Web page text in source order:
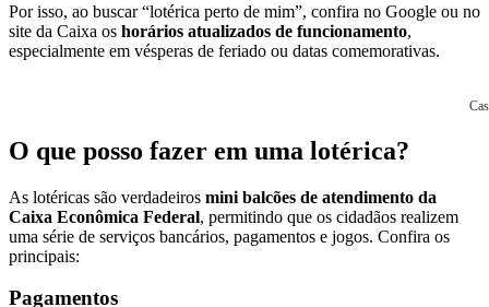
Por isso, ao buscar “lotérica perto de mim”, confira no Google ou no
site da Caixa os horários atualizados de funcionamento,
especialmente em vésperas de feriado ou datas comemorativas.
O que posso fazer em uma lotérica?
As lotéricas são verdadeiros mini balcões de atendimento da
Caixa Econômica Federal, permitindo que os cidadãos realizem
uma série de serviços bancários, pagamentos e jogos. Confira os
principais:
Pagamentos